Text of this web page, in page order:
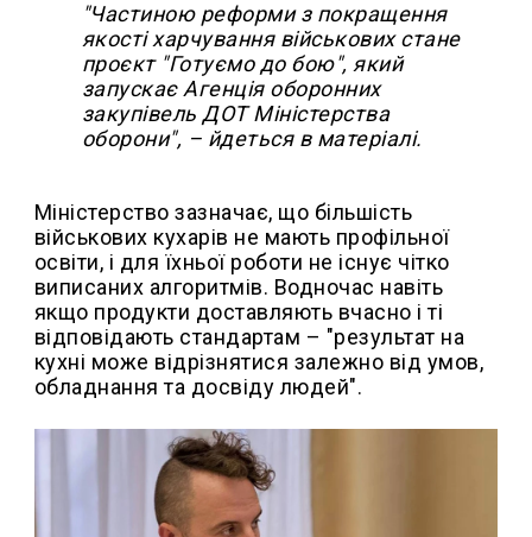
"Частиною реформи з покращення
якості харчування військових стане
проєкт "Готуємо до бою", який
запускає Агенція оборонних
закупівель ДОТ Міністерства
оборони", – йдеться в матеріалі.
Міністерство зазначає, що більшість
військових кухарів не мають профільної
освіти, і для їхньої роботи не існує чітко
виписаних алгоритмів. Водночас навіть
якщо продукти доставляють вчасно і ті
відповідають стандартам – "результат на
кухні може відрізнятися залежно від умов,
обладнання та досвіду людей".